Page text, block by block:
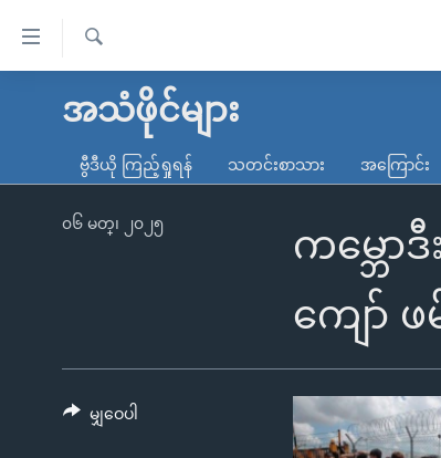
လွယ်ကူ
သည့်
မူလစာမျက်နှာ
ကမ္ဘာ့သတင်းများ
နိုင်ငံတကာ
မကြေးမုံရဲ့ အင်္ဂလိပ်စာ
ရေဒီယို
ရေဒီယိုနှင့်ရုပ်သံ အချက်အလက်များ
ရ
အသံဖိုင်များ
ဗွီဒီယို ကြည့်ရှုရန် သတင်းစာသား အကြောင်း
ကမ္ဘော
ကျော် ဖ
၀၆ မတ္၊ ၂၀၂၅
မျှဝေပါ